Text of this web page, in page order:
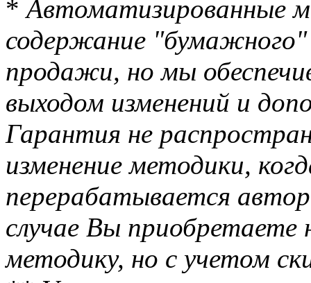
*Автоматизированные
содержание
продажи, но мы
выходом изменений и
Гарантия не
изменение методики,
перерабатывается
случае Вы
методику, но с учетом